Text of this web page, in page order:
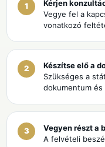
Kérjen
Vegye fel a
vonatkozó
Készítse elő a
Szükséges a
dokumentum és
Vegyen részt a
A felvételi